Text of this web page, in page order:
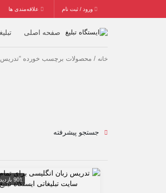
ورود / ثبت نام علاقه‌مندی ها
صفحه اصلی
خانه / محصولات برچسب خورده “تدریس
جستجو پیشرفته
901 بازدید